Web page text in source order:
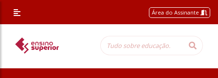
Área do Assinante